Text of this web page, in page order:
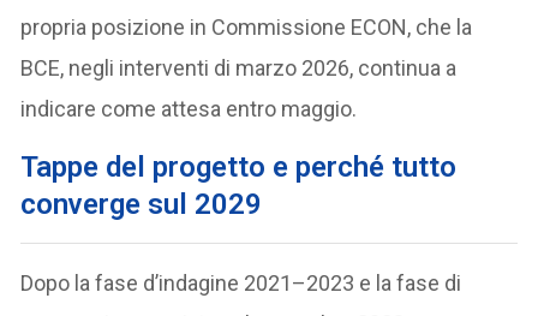
propria posizione in Commissione ECON, che la
BCE, negli interventi di marzo 2026, continua a
indicare come attesa entro maggio.
Tappe del progetto e perché tutto
converge sul 2029
Dopo la fase d’indagine 2021–2023 e la fase di